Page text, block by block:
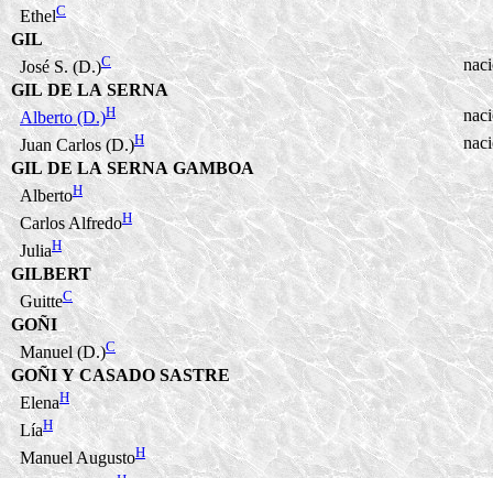
EthelC
GIL
José S. (D.)C
GIL DE LA SERNA
Alberto (D.)H
Juan Carlos (D.)H
GIL DE LA SERNA GAMBOA
AlbertoH
Carlos AlfredoH
JuliaH
GILBERT
GuitteC
GOÑI
Manuel (D.)C
GOÑI Y CASADO SASTRE
ElenaH
LíaH
Manuel AugustoH